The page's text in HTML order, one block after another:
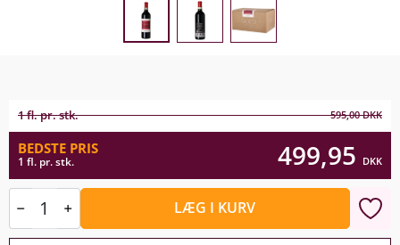
1 fl. pr. stk. 595,00DKK
BEDSTE PRIS
1 fl. pr. stk. 499,95 DKK
LÆG I KURV